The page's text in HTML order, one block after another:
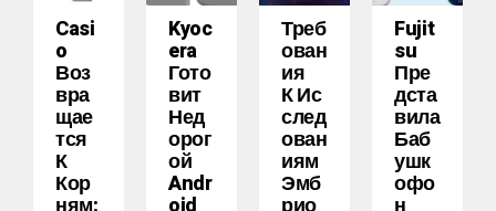
Casi
O
Воз
Вра
Щае
Тся
К
Кор
Kyoc
Era
Гото
Вит
Нед
Орог
Ой
Andr
Треб
Ован
Ия
К Ис
След
Ован
Иям
Эмб
Fujit
Su
Пре
Дста
Вила
Баб
Ушк
Офо